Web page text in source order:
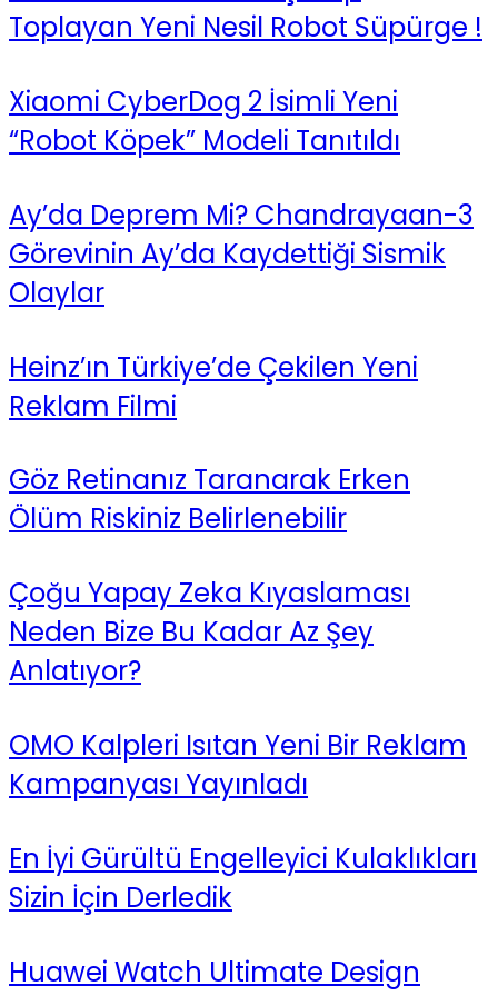
Toplayan Yeni Nesil Robot Süpürge !
Xiaomi CyberDog 2 İsimli Yeni
“Robot Köpek” Modeli Tanıtıldı
Ay’da Deprem Mi? Chandrayaan-3
Görevinin Ay’da Kaydettiği Sismik
Olaylar
Heinz’ın Türkiye’de Çekilen Yeni
Reklam Filmi
Göz Retinanız Taranarak Erken
Ölüm Riskiniz Belirlenebilir
Çoğu Yapay Zeka Kıyaslaması
Neden Bize Bu Kadar Az Şey
Anlatıyor?
OMO Kalpleri Isıtan Yeni Bir Reklam
Kampanyası Yayınladı
En İyi Gürültü Engelleyici Kulaklıkları
Sizin İçin Derledik
Huawei Watch Ultimate Design